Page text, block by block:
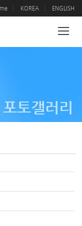
KOREA ENGLISH
포토갤러리